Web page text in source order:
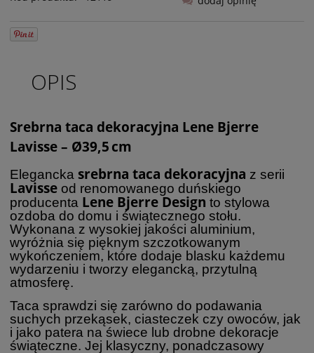
OPIS
Srebrna taca dekoracyjna Lene Bjerre
Lavisse – Ø39,5 cm
Elegancka srebrna taca dekoracyjna z serii
Lavisse od renomowanego duńskiego
producenta Lene Bjerre Design to stylowa
ozdoba do domu i świątecznego stołu.
Wykonana z wysokiej jakości aluminium,
wyróżnia się pięknym szczotkowanym
wykończeniem, które dodaje blasku każdemu
wydarzeniu i tworzy elegancką, przytulną
atmosferę.
Taca sprawdzi się zarówno do podawania
suchych przekąsek, ciasteczek czy owoców, jak
i jako patera na świece lub drobne dekoracje
świąteczne. Jej klasyczny, ponadczasowy